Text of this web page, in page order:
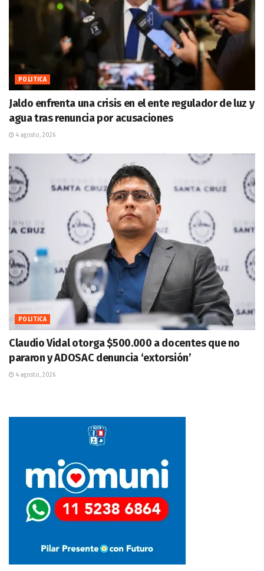
POLITICA
Jaldo enfrenta una crisis en el ente regulador de luz y
agua tras renuncia por acusaciones
4 agosto, 2026
POLITICA
Claudio Vidal otorga $500.000 a docentes que no
pararon y ADOSAC denuncia ‘extorsión’
4 agosto, 2026